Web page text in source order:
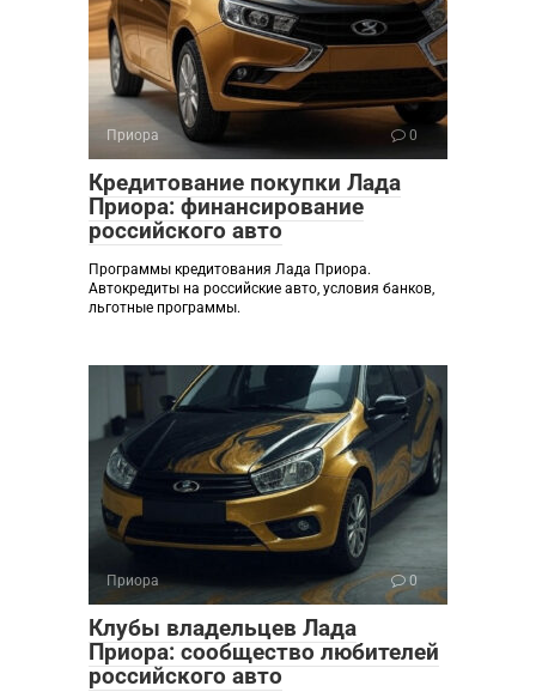
Приора 0
Кредитование покупки Лада
Приора: финансирование
российского авто
Программы кредитования Лада Приора.
Автокредиты на российские авто, условия банков,
льготные программы.
Приора 0
Клубы владельцев Лада
Приора: сообщество любителей
российского авто